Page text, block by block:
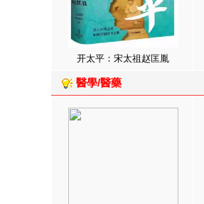
开太平：宋太祖赵匡胤
醫學/醫藥